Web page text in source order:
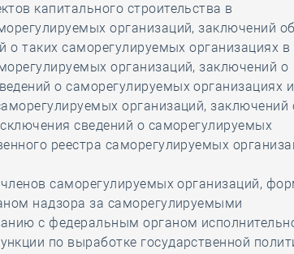
капитального строительства в
организаций, заключений об
о таких саморегулируемых организациях в
организаций, заключений о
о саморегулируемых организациях
организаций, заключений
сведений о саморегулируемых
реестра саморегулируемых
саморегулируемых организаций,
надзора за саморегулируемыми
с федеральным органом
по выработке государственной